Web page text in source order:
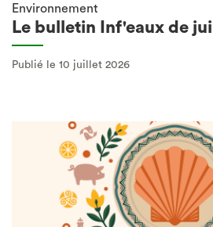
Environnement
Le bulletin Inf'eaux de
Publié le 10 juillet 2026